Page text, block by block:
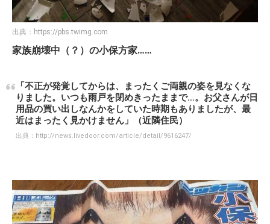
出典： https://pbs.twimg.com
家族崩壊中（？）の小保方家……
「不正が発覚してからは、まったくご両親の姿を見なくな
りました。いつも雨戸を閉めきったままで…。お父さんが日
用品の買い出しなんかをしていた時期もありましたが、最
近はまったく見かけません」（近隣住民）
出典： http://news.livedoor.com/article/detail/9616247/